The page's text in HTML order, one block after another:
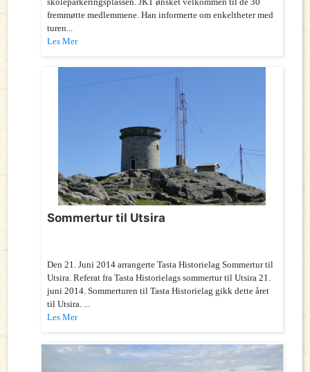
fremmøtte medlemmene. Han informerte om enkeltheter med
turen...
Les Mer
Sommertur til Utsira
Den 21. Juni 2014 arrangerte Tasta Historielag Sommertur til
Utsira. Referat fra Tasta Historielags sommertur til Utsira 21.
juni 2014. Sommerturen til Tasta Historielag gikk dette året
til Utsira. ...
Les Mer